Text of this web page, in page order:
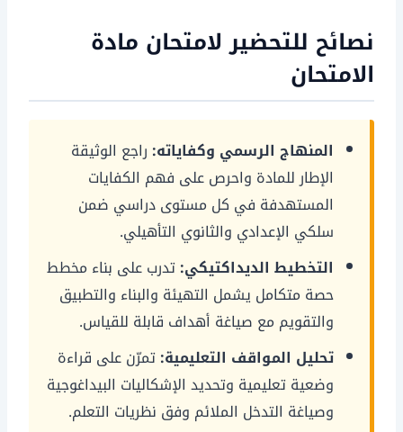
نصائح للتحضير لامتحان مادة
الامتحان
المنهاج الرسمي وكفاياته: راجع الوثيقة
الإطار للمادة واحرص على فهم الكفايات
المستهدفة في كل مستوى دراسي ضمن
سلكي الإعدادي والثانوي التأهيلي.
التخطيط الديداكتيكي:تدرب على بناء مخطط
حصة متكامل يشمل التهيئة والبناء والتطبيق
والتقويم مع صياغة أهداف قابلة للقياس.
تحليل المواقف التعليمية:تمرّن على قراءة
وضعية تعليمية وتحديد الإشكاليات البيداغوجية
وصياغة التدخل الملائم وفق نظريات التعلم.